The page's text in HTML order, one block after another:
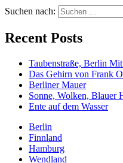
Suchen nach:
Recent Posts
Taubenstraße, Berlin
Das Gehirn von Frank
Berliner Mauer
Sonne, Wolken, Blauer
Ente auf dem Wasser
Berlin
Finnland
Hamburg
Wendland